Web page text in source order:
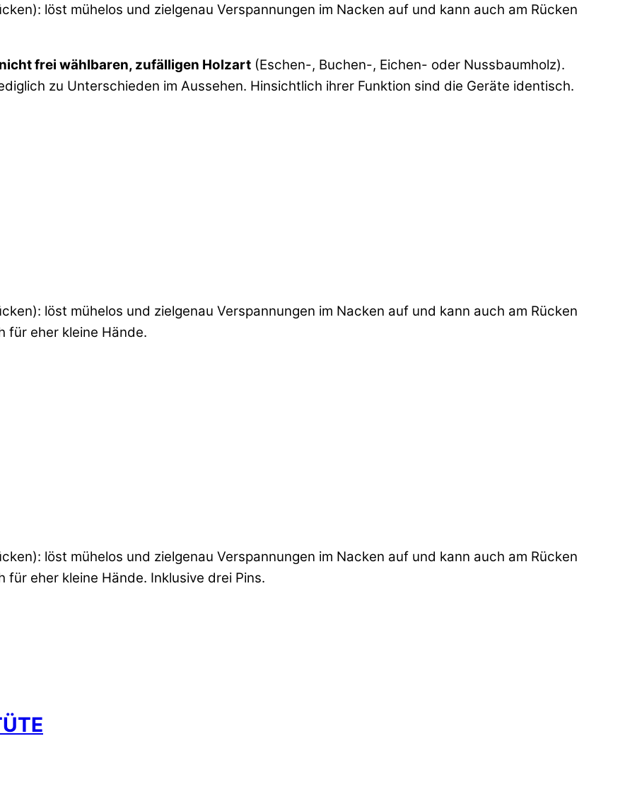
löst mühelos und zielgenau Verspannungen im Nacken auf und kann auch am Rücken
nicht frei wählbaren, zufälligen Holzart (Eschen-, Buchen-, Eichen- oder Nussbaumholz).
zu Unterschieden im Aussehen. Hinsichtlich ihrer Funktion sind die Geräte identisch.
löst mühelos und zielgenau Verspannungen im Nacken auf und kann auch am Rücken
für eher kleine Hände.
löst mühelos und zielgenau Verspannungen im Nacken auf und kann auch am Rücken
eher kleine Hände. Inklusive drei Pins.